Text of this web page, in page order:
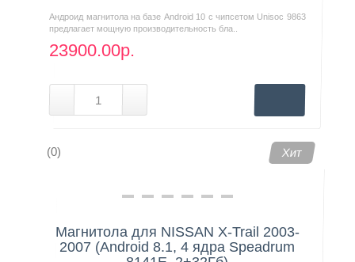
Андроид магнитола на базе Android 10 с чипсетом Unisoc 9863
предлагает мощную производительность бла..
23900.00р.
(0) Хит
Магнитола для NISSAN X-Trail 2003-
2007 (Android 8.1, 4 ядра Speadrum